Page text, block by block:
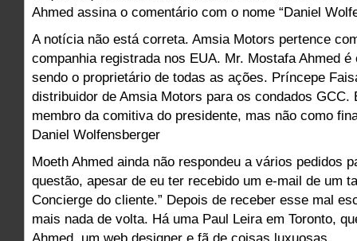
Ahmed assina o comentário com o nome “Daniel
A notícia não está correta. Amsia Motors pertence
companhia registrada nos EUA. Mr. Mostafa Ahmed é
sendo o proprietário de todas as ações. Príncepe
distribuidor de Amsia Motors para os condados GCC.
membro da comitiva do presidente, mas não como
Daniel Wolfensberger
Moeth Ahmed ainda não respondeu a vários pedidos
questão, apesar de eu ter recebido um e-mail de um
Concierge do cliente.” Depois de receber esse mal
mais nada de volta. Há uma Paul Leira em Toronto,